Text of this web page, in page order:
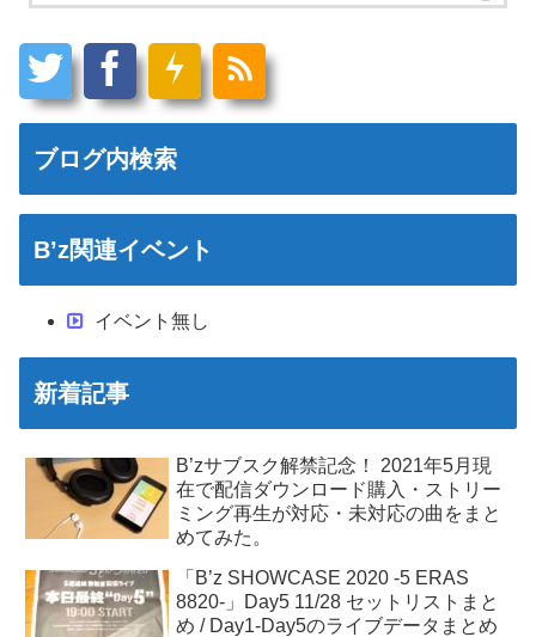
ブログ内検索
B’z関連イベント
イベント無し
新着記事
B’zサブスク解禁記念！ 2021年5月現
在で配信ダウンロード購入・ストリー
ミング再生が対応・未対応の曲をまと
めてみた。
「B’z SHOWCASE 2020 -5 ERAS
8820-」Day5 11/28 セットリストまと
め / Day1-Day5のライブデータまとめ